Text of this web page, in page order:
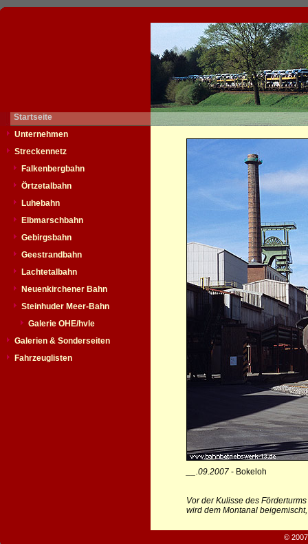
Startseite
Unternehmen
Streckennetz
Falkenbergbahn
Örtzetalbahn
Luhebahn
Elbmarschbahn
Gebirgsbahn
Geestrandbahn
Lachtetalbahn
Neuenkirchener Bahn
Steinhuder Meer-Bahn
Galerie OHE/hvle
Galerien & Sonderseiten
Fahrzeuglisten
__.09.2007- Bokeloh
Vor der Kulisse des
wird dem Montanal
©